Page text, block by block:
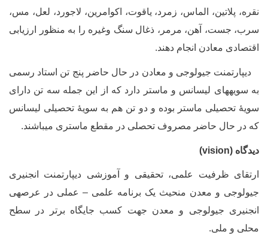
پلاتین، الماس، زمرد، یاقوت، اکوامرین، لاجورد، لعل، مس،
جست، آهن، مرمر، ذغال سنگ وغیره را به منظور ارزیابی
معادن انجام دهند.
جیولوجی و معادن در حال حاضر پنج تن استاد رسمی
سویه­های لیسانس و ماستر دارد که از این جمله سه تن دارای
تحصیلی ماستر بوده و دو تن هم به سویۀ تحصیلی لیسانس
در حال حاضر مصروف تحصلی در مقطع ماستری می­باشند.
(vision)
ظرفیت علمی، تحقیقی و آموزشی دیپارتمنت انجنیری
و معدن منحیث یک برنامه علمی – عملی در عرصه­ی
جیولوجی و معدن جهت کسب جایگاه برتر در سطح
و ملی.